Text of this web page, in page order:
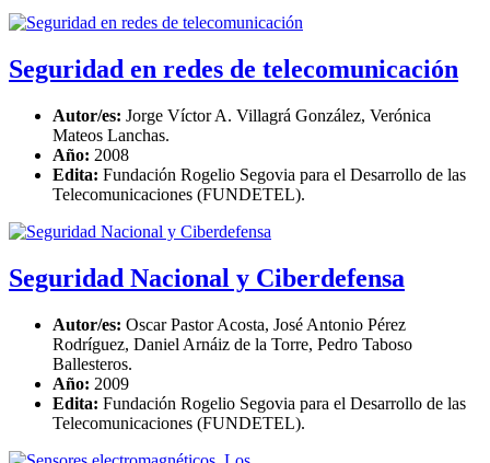
Seguridad en redes de telecomunicación
Autor/es: Jorge Víctor A. Villagrá González, Verónica
Mateos Lanchas.
Año: 2008
Edita: Fundación Rogelio Segovia para el Desarrollo de las
Telecomunicaciones (FUNDETEL).
Seguridad Nacional y Ciberdefensa
Autor/es: Oscar Pastor Acosta, José Antonio Pérez
Rodríguez, Daniel Arnáiz de la Torre, Pedro Taboso
Ballesteros.
Año: 2009
Edita: Fundación Rogelio Segovia para el Desarrollo de las
Telecomunicaciones (FUNDETEL).